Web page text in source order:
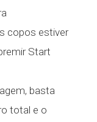
copos estiver
Start
basta
total e o